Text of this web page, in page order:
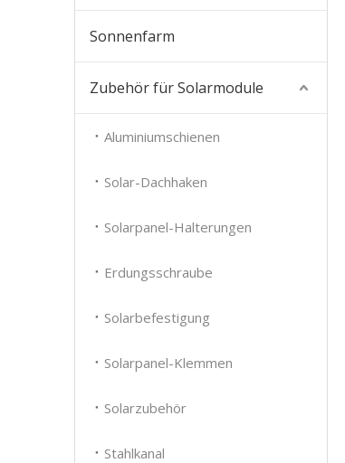
Sonnenfarm
Zubehör für Solarmodule
Aluminiumschienen
Solar-Dachhaken
Solarpanel-Halterungen
Erdungsschraube
Solarbefestigung
Solarpanel-Klemmen
Solarzubehör
Stahlkanal